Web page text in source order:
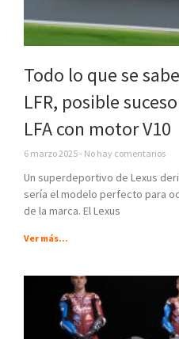
Todo lo que se
LFR, posible
LFA con motor V10
6 marzo 2025 No hay comentarios
Un superdeportivo de Lexus
sería el modelo perfecto para
de la marca. El Lexus
Ver más...